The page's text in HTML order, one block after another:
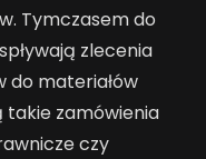
Tymczasem do
zlecenia
do materiałów
zamówienia
czy